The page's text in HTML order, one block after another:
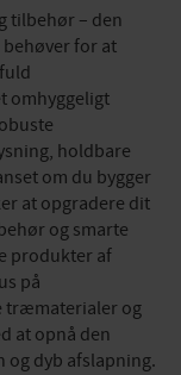
tilbehør – den
for at
omhyggeligt
holdbare
om du bygger
at opgradere dit
og smarte
produkter af
på
træmaterialer og
at opnå den
og dyb afslapning.